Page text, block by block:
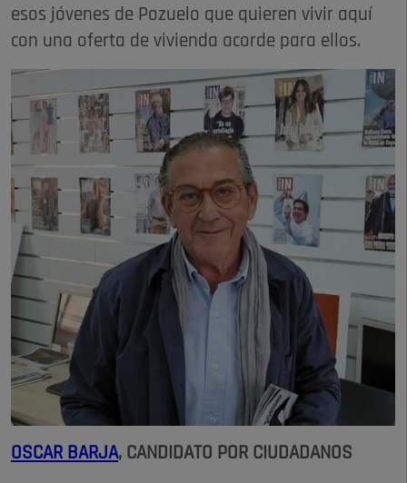
esos jóvenes de Pozuelo que quieren vivir aquí
con una oferta de vivienda acorde para ellos.
OSCAR BARJA, CANDIDATO POR CIUDADANOS